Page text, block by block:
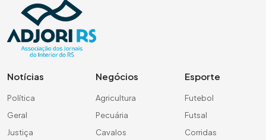
Notícias
Política
Geral
Justiça
Negócios
Agricultura
Pecuária
Cavalos
Esporte
Futebol
Futsal
Corridas